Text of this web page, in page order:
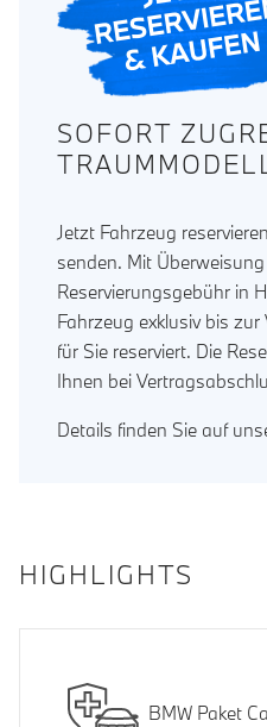
SOFORT
Jetzt Fahrzeug
senden. Mit
Reservierungsgebühr in
Fahrzeug exklusiv bis
für Sie reserviert. Die
Ihnen bei
Details finden Sie auf
HIGHLIGHTS
BMW Paket